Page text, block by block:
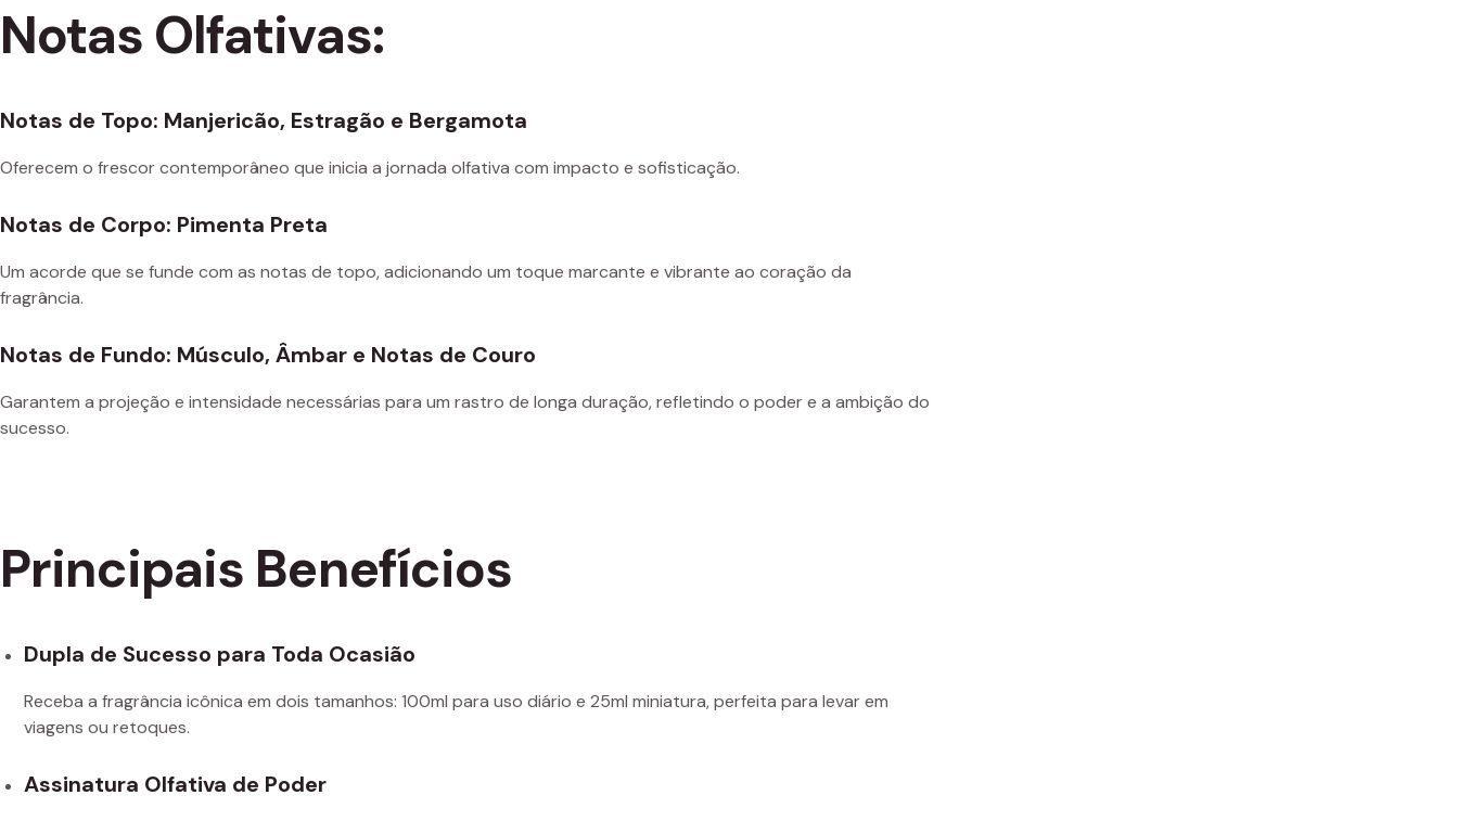
Notas Olfativas:
Notas de Topo: Manjericão, Estragão e Bergamota
Oferecem o frescor contemporâneo que inicia a jornada olfativa com impacto e sofisticação.
Notas de Corpo: Pimenta Preta
Um acorde que se funde com as notas de topo, adicionando um toque marcante e vibrante ao coração da
fragrância.
Notas de Fundo: Músculo, Âmbar e Notas de Couro
Garantem a projeção e intensidade necessárias para um rastro de longa duração, refletindo o poder e a ambição do
sucesso.
Principais Benefícios
Dupla de Sucesso para Toda Ocasião
Receba a fragrância icônica em dois tamanhos: 100ml para uso diário e 25ml miniatura, perfeita para levar em
viagens ou retoques.
Assinatura Olfativa de Poder